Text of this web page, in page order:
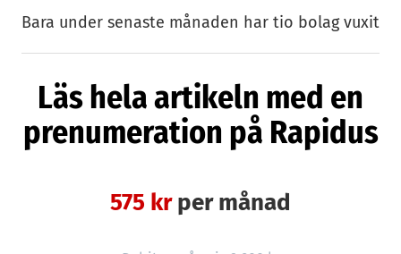
Bara under senaste månaden har tio bolag vuxit
Ib för Rapidus. Totalt har nu 45 företag spunnits
fram ur den finska mobiljätten.
sista delen av året. Företagen får lov att sitta
här resten av de anställdas uppsägningstid, till
Läs hela artikeln med en
prenumeration på Rapidus
575 krper månad